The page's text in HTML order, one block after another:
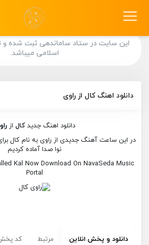
این سایت در ستاد ساماندهی ثبت شده و
اسلامی میباشد.
دانلود اهنگ کال از راوی
دانلود اهنگ جدیدکال از
در این ساعت آهنگ جدیدی از راوی به نام کال
نوا صدا آماده کردیم
Kal Now Download On NavaSeda Music
Portal
دانلود و پخش انلاین مرتبط کد